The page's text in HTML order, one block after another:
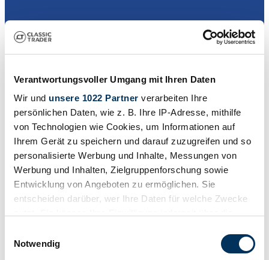
Verantwortungsvoller Umgang mit Ihren Daten
Wir und unsere 1022 Partner verarbeiten Ihre
persönlichen Daten, wie z. B. Ihre IP-Adresse, mithilfe
von Technologien wie Cookies, um Informationen auf
Ihrem Gerät zu speichern und darauf zuzugreifen und so
personalisierte Werbung und Inhalte, Messungen von
Werbung und Inhalten, Zielgruppenforschung sowie
Entwicklung von Angeboten zu ermöglichen. Sie
entscheiden darüber, wer Ihre Daten für welche Zwecke
Trigger Symbol ändern oder widerrufen
Notwendig
Dealer
Expired listing
ReportRecreation